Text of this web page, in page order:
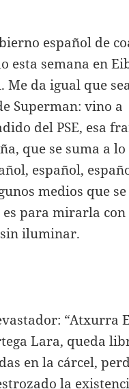
español de
esta semana en
da igual que
Superman: vino a
del PSE, esa
que se suma a
español,
medios que se
para mirarla
iluminar.
“Atxurra
Lara, queda
en la cárcel,
la